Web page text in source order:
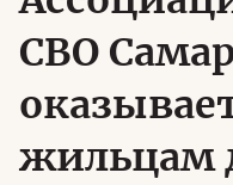
СВО
жильцам
Ассоциация в
Частые вопросы